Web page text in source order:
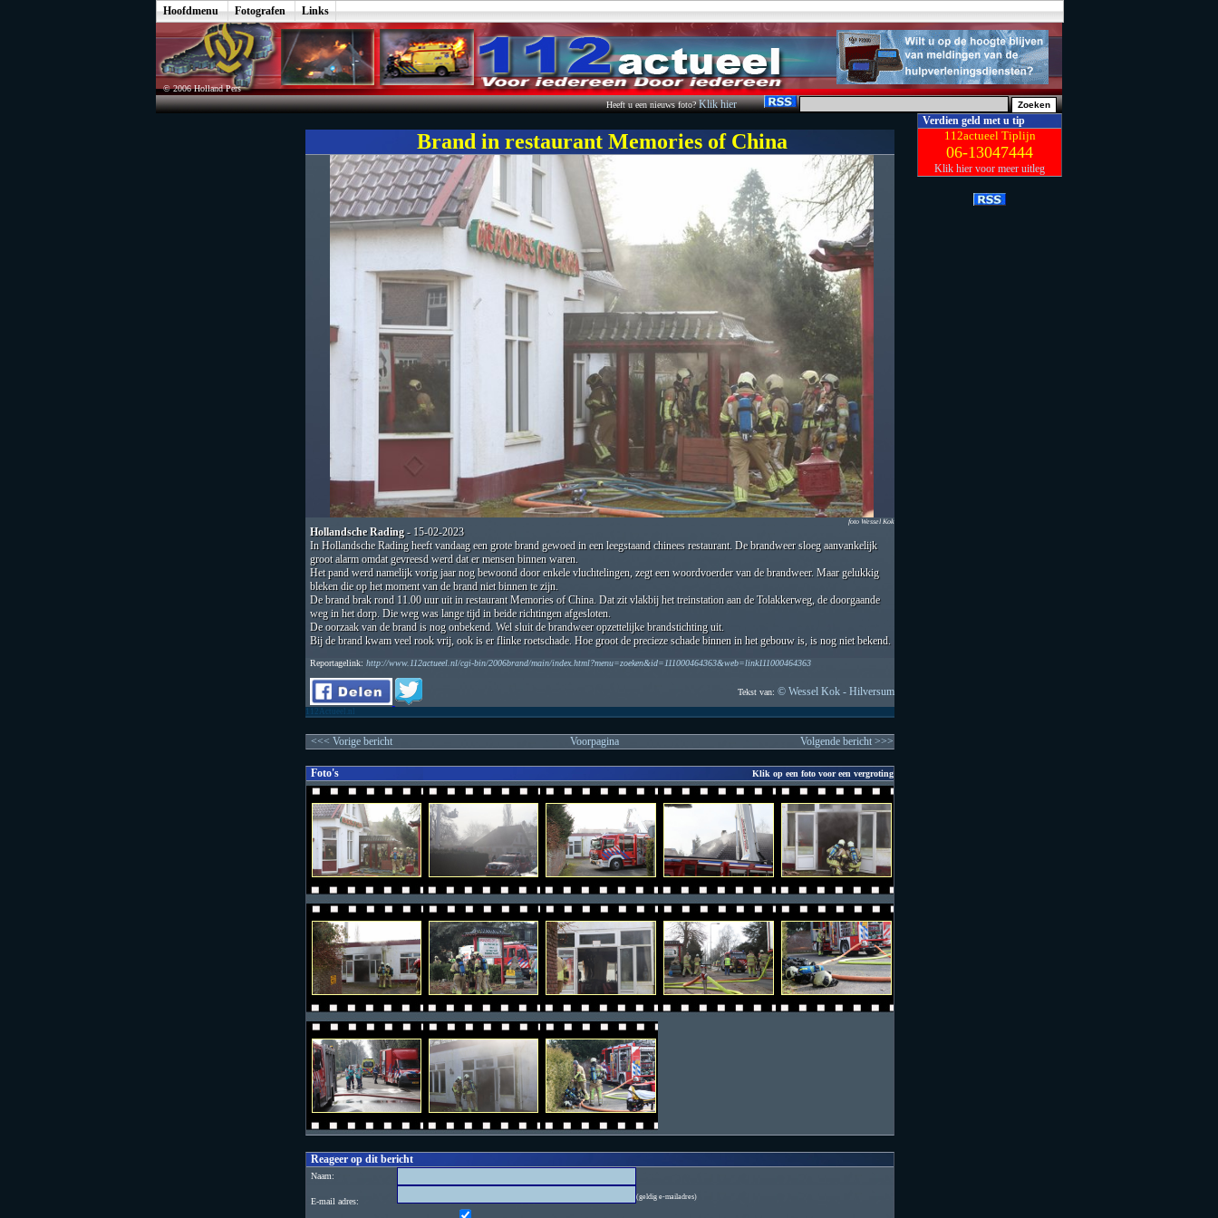
Hoofdmenu Fotografen Links
© 2006 Holland Pers
Heeft u een nieuws foto?Klik hier
Brand in restaurant Memories of China
foto Wessel Kok
Hollandsche Rading- 15-02-2023
In Hollandsche Rading heeft vandaag een grote brand gewoed in een leegstaand chinees restaurant. De brandweer sloeg aanvankelijk
groot alarm omdat gevreesd werd dat er mensen binnen waren.
Het pand werd namelijk vorig jaar nog bewoond door enkele vluchtelingen, zegt een woordvoerder van de brandweer. Maar gelukkig
bleken die op het moment van de brand niet binnen te zijn.
De brand brak rond 11.00 uur uit in restaurant Memories of China. Dat zit vlakbij het treinstation aan de Tolakkerweg, de doorgaande
weg in het dorp. Die weg was lange tijd in beide richtingen afgesloten.
De oorzaak van de brand is nog onbekend. Wel sluit de brandweer opzettelijke brandstichting uit.
Bij de brand kwam veel rook vrij, ook is er flinke roetschade. Hoe groot de precieze schade binnen in het gebouw is, is nog niet bekend.
Reportagelink: http://www.112actueel.nl/cgi-bin/2006brand/main/index.html?menu=zoeken&id=111000464363&web=link111000464363
Tekst van: © Wessel Kok - Hilversum
112Actueel.nl
<<< Vorige bericht Voorpagina Volgende bericht >>>
Foto's Klik op een foto voor een vergroting
Reageer op dit bericht
Naam:
E-mail adres: (geldig e-mailadres)
Verdien geld met u tip
112actueel Tiplijn
06-13047444
Klik hier voor meer uitleg